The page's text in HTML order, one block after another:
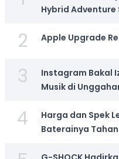
Hybrid Adventure
2 Apple Upgrade
3
Instagram Bakal
Musik di
4
Harga dan Spek
Baterainya